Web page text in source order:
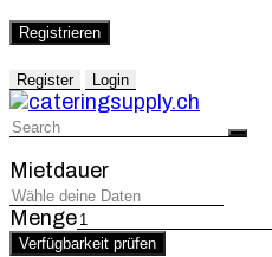
Registrieren
Register Login
Mietdauer
Menge
Verfügbarkeit prüfen